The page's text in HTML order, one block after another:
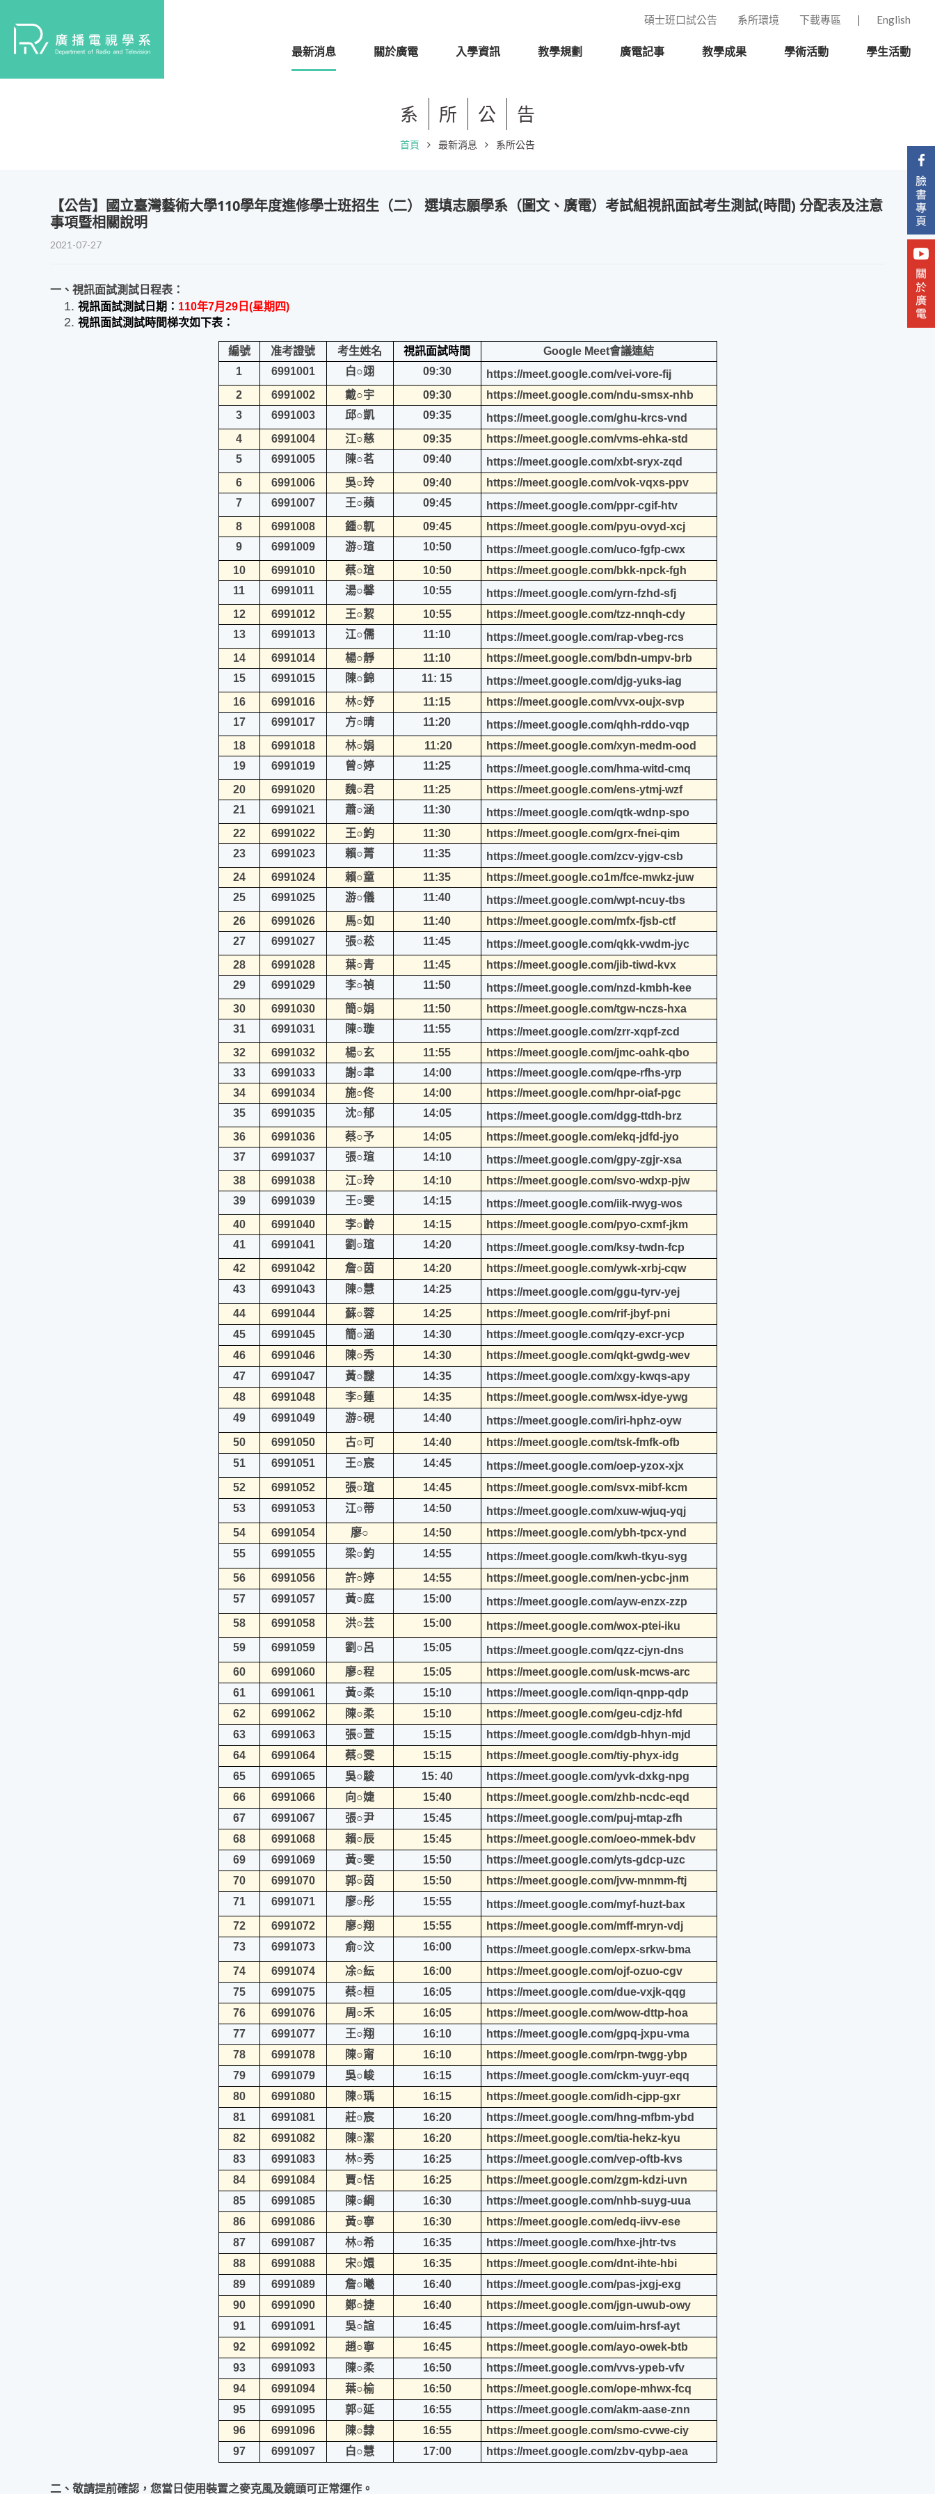
碩士班口試公告 系所環境 下載專區 English
最新消息 關於廣電 入學資訊 教學規劃 廣電記事 教學成果 學術活動 學生活動
系 所 公 告
首頁 最新消息 系所公告
【公告】國立臺灣藝術大學110學年度進修學士班招生（二） 選填志願學系（圖文、廣電）考試組視訊面試考生測試(時間) 分配表及注意
事項暨相關說明
2021-07-27
一、視訊面試測試日程表：
視訊面試測試日期： 110年7月 29 日 (星期四)
視訊面試測試時間梯次如下表：
編號 准考證號 考生姓名 視訊面試時間
Google Meet會議連結
1
6991001 白○翊 09:30
https://meet.google.com/vei-vore-fij
2
6991002 戴○宇 09:30
https://meet.google.com/ndu-smsx-nhb
3
6991003 邱○凱 09:35
https://meet.google.com/ghu-krcs-vnd
4
6991004 江○慈 09:35
https://meet.google.com/vms-ehka-std
5
6991005 陳○茗 09:40
https://meet.google.com/xbt-sryx-zqd
6
6991006 吳○玲 09:40
https://meet.google.com/vok-vqxs-ppv
7
6991007 王○蘋 09:45
https://meet.google.com/ppr-cgif-htv
8
6991008 鍾○軏 09:45
https://meet.google.com/pyu-ovyd-xcj
9
6991009 游○瑄 10:50
https://meet.google.com/uco-fgfp-cwx
10
6991010 蔡○瑄 10:50
https://meet.google.com/bkk-npck-fgh
11
6991011 湯○馨 10:55
https://meet.google.com/yrn-fzhd-sfj
12
6991012 王○絜 10:55
https://meet.google.com/tzz-nnqh-cdy
13
6991013 江○儒 11:10
https://meet.google.com/rap-vbeg-rcs
14
6991014 楊○靜 11:10
https://meet.google.com/bdn-umpv-brb
15
6991015 陳○錦 11: 15
https://meet.google.com/djg-yuks-iag
16
6991016 林○妤 11:15
https://meet.google.com/vvx-oujx-svp
17
6991017 方○晴 11:20
https://meet.google.com/qhh-rddo-vqp
18
6991018 林○娟 11:20
https://meet.google.com/xyn-medm-ood
19
6991019 曾○婷 11:25
https://meet.google.com/hma-witd-cmq
20
6991020 魏○君 11:25
https://meet.google.com/ens-ytmj-wzf
21
6991021 蕭○涵 11:30
https://meet.google.com/qtk-wdnp-spo
22
6991022 王○鈞 11:30
https://meet.google.com/grx-fnei-qim
23
6991023 賴○菁 11:35
https://meet.google.com/zcv-yjgv-csb
24
6991024 賴○童 11:35
https://meet.google.co1m/fce-mwkz-juw
25
6991025 游○儀 11:40
https://meet.google.com/wpt-ncuy-tbs
26
6991026 馬○如 11:40
https://meet.google.com/mfx-fjsb-ctf
27
6991027 張○菘 11:45
https://meet.google.com/qkk-vwdm-jyc
28
6991028 葉○青 11:45
https://meet.google.com/jib-tiwd-kvx
29
6991029 李○禎 11:50
https://meet.google.com/nzd-kmbh-kee
30
6991030 簡○娟 11:50
https://meet.google.com/tgw-nczs-hxa
31
6991031 陳○璇 11:55
https://meet.google.com/zrr-xqpf-zcd
32
6991032 楊○玄 11:55
https://meet.google.com/jmc-oahk-qbo
33
6991033 謝○聿 14:00
https://meet.google.com/qpe-rfhs-yrp
34
6991034 施○佟 14:00
https://meet.google.com/hpr-oiaf-pgc
35
6991035 沈○郁 14:05
https://meet.google.com/dgg-ttdh-brz
36
6991036 蔡○予 14:05
https://meet.google.com/ekq-jdfd-jyo
37
6991037 張○瑄 14:10
https://meet.google.com/gpy-zgjr-xsa
38
6991038 江○玲 14:10
https://meet.google.com/svo-wdxp-pjw
39
6991039 王○雯 14:15
https://meet.google.com/iik-rwyg-wos
40
6991040 李○齡 14:15
https://meet.google.com/pyo-cxmf-jkm
41
6991041 劉○瑄 14:20
https://meet.google.com/ksy-twdn-fcp
42
6991042 詹○茵 14:20
https://meet.google.com/ywk-xrbj-cqw
43
6991043 陳○慧 14:25
https://meet.google.com/ggu-tyrv-yej
44
6991044 蘇○蓉 14:25
https://meet.google.com/rif-jbyf-pni
45
6991045 簡○涵 14:30
https://meet.google.com/qzy-excr-ycp
46
6991046 陳○秀 14:30
https://meet.google.com/qkt-gwdg-wev
47
6991047 黃○靆 14:35
https://meet.google.com/xgy-kwqs-apy
48
6991048 李○蓮 14:35
https://meet.google.com/wsx-idye-ywg
49
6991049 游○硯 14:40
https://meet.google.com/iri-hphz-oyw
50
6991050 古○可 14:40
https://meet.google.com/tsk-fmfk-ofb
51
6991051 王○宸 14:45
https://meet.google.com/oep-yzox-xjx
52
6991052 張○瑄 14:45
https://meet.google.com/svx-mibf-kcm
53
6991053 江○蒂 14:50
https://meet.google.com/xuw-wjuq-yqj
54
6991054 廖○ 14:50
https://meet.google.com/ybh-tpcx-ynd
55
6991055 梁○鈞 14:55
https://meet.google.com/kwh-tkyu-syg
56
6991056 許○婷 14:55
https://meet.google.com/nen-ycbc-jnm
57
6991057 黃○庭 15:00
https://meet.google.com/ayw-enzx-zzp
58
6991058 洪○芸 15:00
https://meet.google.com/wox-ptei-iku
59
6991059 劉○呂 15:05
https://meet.google.com/qzz-cjyn-dns
60
6991060 廖○程 15:05
https://meet.google.com/usk-mcws-arc
61
6991061 黃○柔 15:10
https://meet.google.com/iqn-qnpp-qdp
62
6991062 陳○柔 15:10
https://meet.google.com/geu-cdjz-hfd
63
6991063 張○萱 15:15
https://meet.google.com/dgb-hhyn-mjd
64
6991064 蔡○雯 15:15
https://meet.google.com/tiy-phyx-idg
65
6991065 吳○駿 15: 40
https://meet.google.com/yvk-dxkg-npg
66
6991066 向○婕 15:40
https://meet.google.com/zhb-ncdc-eqd
67
6991067 張○尹 15:45
https://meet.google.com/puj-mtap-zfh
68
6991068 賴○辰 15:45
https://meet.google.com/oeo-mmek-bdv
69
6991069 黃○雯 15:50
https://meet.google.com/yts-gdcp-uzc
70
6991070 郭○茵 15:50
https://meet.google.com/jvw-mnmm-ftj
71
6991071 廖○彤 15:55
https://meet.google.com/myf-huzt-bax
72
6991072 廖○翔 15:55
https://meet.google.com/mff-mryn-vdj
73
6991073 俞○汶 16:00
https://meet.google.com/epx-srkw-bma
74
6991074 凃○紜 16:00
https://meet.google.com/ojf-ozuo-cgv
75
6991075 蔡○桓 16:05
https://meet.google.com/due-vxjk-qqg
76
6991076 周○禾 16:05
https://meet.google.com/wow-dttp-hoa
77
6991077 王○翔 16:10
https://meet.google.com/gpq-jxpu-vma
78
6991078 陳○甯 16:10
https://meet.google.com/rpn-twgg-ybp
79
6991079 吳○峻 16:15
https://meet.google.com/ckm-yuyr-eqq
80
6991080 陳○瑀 16:15
https://meet.google.com/idh-cjpp-gxr
81
6991081 莊○宸 16:20
https://meet.google.com/hng-mfbm-ybd
82
6991082 陳○潔 16:20
https://meet.google.com/tia-hekz-kyu
83
6991083 林○秀 16:25
https://meet.google.com/vep-oftb-kvs
84
6991084 賈○恬 16:25
https://meet.google.com/zgm-kdzi-uvn
85
6991085 陳○綱 16:30
https://meet.google.com/nhb-suyg-uua
86
6991086 黃○寧 16:30
https://meet.google.com/edq-iivv-ese
87
6991087 林○希 16:35
https://meet.google.com/hxe-jhtr-tvs
88
6991088 宋○嬛 16:35
https://meet.google.com/dnt-ihte-hbi
89
6991089 詹○曦 16:40
https://meet.google.com/pas-jxgj-exg
90
6991090 鄭○捷 16:40
https://meet.google.com/jgn-uwub-owy
91
6991091 吳○諠 16:45
https://meet.google.com/uim-hrsf-ayt
92
6991092 趙○寧 16:45
https://meet.google.com/ayo-owek-btb
93
6991093 陳○柔 16:50
https://meet.google.com/vvs-ypeb-vfv
94
6991094 葉○榆 16:50
https://meet.google.com/ope-mhwx-fcq
95
6991095 郭○延 16:55
https://meet.google.com/akm-aase-znn
96
6991096 陳○隸 16:55
https://meet.google.com/smo-cvwe-ciy
97
6991097 白○慧 17:00 https://meet.google.com/zbv-qybp-aea
二、敬請提前確認，您當日使用裝置之麥克風及鏡頭可正常運作。